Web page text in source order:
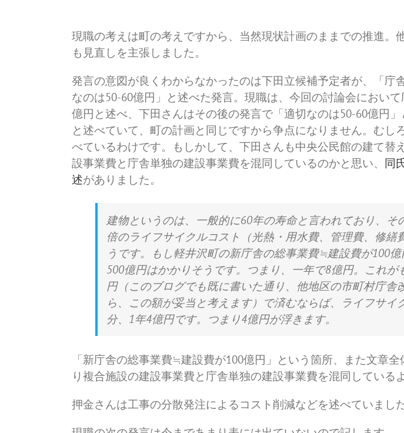
現職の考えは町の考えですから、当然現状計画のままでの推進。
も見直しを主張しました。
発言の意図が良くわからなかったのは下田立候補予定者が、「庁
なのは50-60億円」と述べた発言。現職は、今回の討論会におい
億円と述べ、下田さんはその後の発言で「適切なのは50-60億円
と述べていて、町の計画と同じですから争点になりません。むし
べているわけです。もしかして、下田さんも中央公民館の建て替
設事業費と庁舎単独の建設事業費を混同しているのかと思い、 同
述がありました。
建物というのは、一般的に60年の寿命と言われており、そ
倍のライフサイクルコスト（光熱・用水費、管理費、修繕
うです。もし軽井沢町の新庁舎の総事業費≒建設費が100
500億円はかかりそうです。つまり、一年で8億円。これが
円（このブログでも既に書いた通り、他地区の市町村庁舎
ら、この額が妥当と考えます）で済むならば、ライフサイ
分、1年4億円です。つまり4億円が浮きます。
「新庁舎の総事業費≒建設費が100億円」という箇所、また文章
り複合施設の建設事業費と庁舎単独の建設事業費を混同している
押金さんは工事の分散発注によるコスト削減などを述べていました